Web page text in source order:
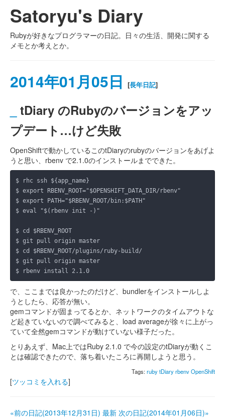
Satoryu's Diary
Rubyが好きなプログラマーの日記。日々の生活、開発に関する
メモとか考えとか。
2014年01月05日 [長年日記]
tDiary のRubyのバージョンをアッ
プデート…けど失敗
OpenShiftで動かしているこのtDiaryのrubyのバージョンをあげよ
うと思い、rbenv で2.1.0のインストールまでできた。
$ cd $RBENV_ROOT
$ git pull origin master
$ git pull origin master
$ rbenv install 2.1.0
で、ここまでは良かったのだけど、bundlerをインストールしよ
うとしたら、応答が無い。
gemコマンドが固まってるとか、ネットワークのタイムアウトな
ど起きていないので調べてみると、load averageが徐々に上がっ
ていて全然gemコマンドが動けていない様子だった。
とりあえず、Mac上ではRuby 2.1.0 で今の設定のtDiaryが動くこ
とは確認できたので、落ち着いたころに再開しようと思う。
Tags:rubytDiaryrbenvOpenShift
[ツッコミを入れる]
«前の日記(2013年12月31日) 最新 次の日記(2014年01月06日)»